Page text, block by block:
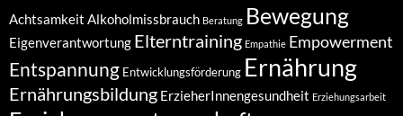
Achtsamkeit Alkoholmissbrauch Beratung Bewegung
Eigenverantwortung Elterntraining Empathie Empowerment
Entspannung Entwicklungsförderung Ernährung
Ernährungsbildung ErzieherInnengesundheit Erziehungsarbeit